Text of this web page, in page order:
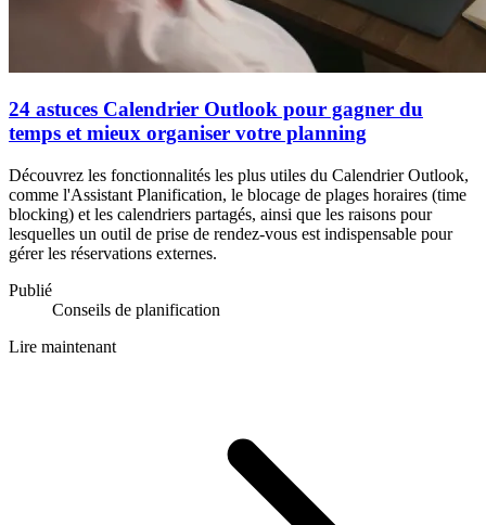
24 astuces Calendrier Outlook pour gagner du
temps et mieux organiser votre planning
Découvrez les fonctionnalités les plus utiles du Calendrier Outlook,
comme l'Assistant Planification, le blocage de plages horaires (time
blocking) et les calendriers partagés, ainsi que les raisons pour
lesquelles un outil de prise de rendez-vous est indispensable pour
gérer les réservations externes.
Publié
Conseils de planification
Lire maintenant